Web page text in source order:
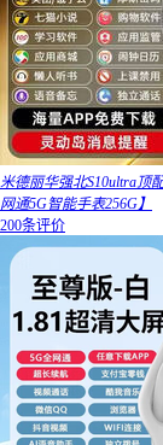
米德丽华强北S10ultra顶
网通5G智能手表256G】
200条评价